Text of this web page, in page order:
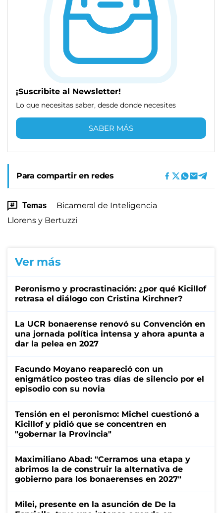
¡Suscribite al Newsletter!
Lo que necesitas saber, desde donde necesites
SABER MÁS
Para compartir en redes
Temas
Bicameral de Inteligencia
Llorens y Bertuzzi
Ver más
Peronismo y procrastinación: ¿por qué Kicillof
retrasa el diálogo con Cristina Kirchner?
La UCR bonaerense renovó su Convención en
una jornada política intensa y ahora apunta a
dar la pelea en 2027
Facundo Moyano reapareció con un
enigmático posteo tras días de silencio por el
episodio con su novia
Tensión en el peronismo: Michel cuestionó a
Kicillof y pidió que se concentren en
"gobernar la Provincia"
Maximiliano Abad: "Cerramos una etapa y
abrimos la de construir la alternativa de
gobierno para los bonaerenses en 2027"
Milei, presente en la asunción de De la